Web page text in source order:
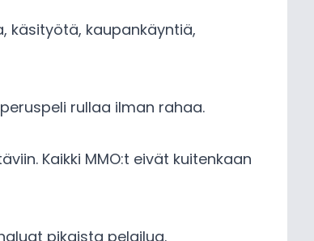
käsityötä, kaupankäyntiä,
rullaa ilman rahaa.
Kaikki MMO:t eivät kuitenkaan
pikaista pelailua.